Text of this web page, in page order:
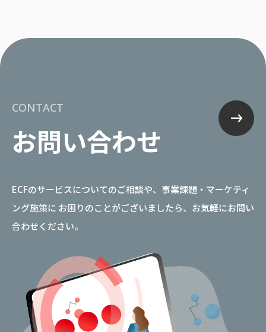
CONTACT
お問い合わせ
ECFのサービスについてのご相談や、事業課題・マーケティ
ング施策に お困りのことがございましたら、お気軽にお問い
合わせください。